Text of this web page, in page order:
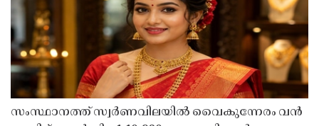
സംസ്ഥാനത്ത് സ്വർണവിലയിൽ വൈകുന്നേരം വൻ